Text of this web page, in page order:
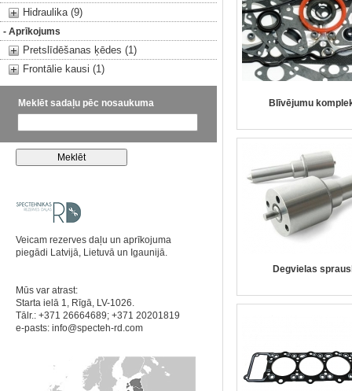
Hidraulika (9)
- Aprīkojums
Pretslīdēšanas ķēdes (1)
Frontālie kausi (1)
Meklēt sadaļu pēc nosaukuma
Veicam rezerves daļu un aprīkojuma
piegādi Latvijā, Lietuvā un Igaunijā.
Mūs var atrast:
Starta ielā 1, Rīgā, LV-1026.
Tālr.: +371 26664689; +371 20201819
e-pasts: info@specteh-rd.com
Blīvējumu
Degvielas